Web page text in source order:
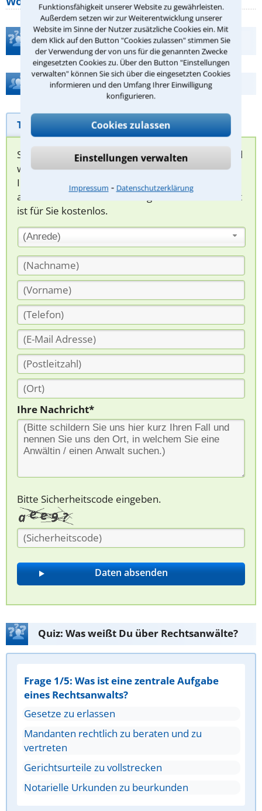
Funktionsfähigkeit unserer Website zu gewährleisten.
Außerdem setzen wir zur Weiterentwicklung unserer
Website im Sinne der Nutzer zusätzliche Cookies ein. Mit
dem Klick auf den Button "Cookies zulassen" stimmen Sie
der Verwendung der von uns für die genannten Zwecke
eingesetzten Cookies zu. Über den Button "Einstellungen
verwalten" können Sie sich über die eingesetzten Cookies
informieren und den Umfang Ihrer Einwilligung
konfigurieren.
Cookies zulassen
Einstellungen verwalten
Impressum ⁃ Datenschutzerklärung
Teste Dein Rechtswissen
Hilfe bei Ihrer Anwaltsuche?
Telefonhilfe Beratungsanfrage
Sie können hier Ihren Fall schildern. Anschließend
werden sich spezialisierte Rechtsanwälte bei
Ihnen melden, um das weitere Vorgehen
abzuklären. Die Rückmeldung durch einen Anwalt
ist für Sie kostenlos.
(Anrede)
Ihre Nachricht*
Bitte Sicherheitscode eingeben.
Quiz: Was weißt Du über Rechtsanwälte?
Frage 1/5: Was ist eine zentrale Aufgabe
eines Rechtsanwalts?
Gesetze zu erlassen
Mandanten rechtlich zu beraten und zu
vertreten
Gerichtsurteile zu vollstrecken
Notarielle Urkunden zu beurkunden